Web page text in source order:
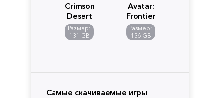
Crimson
Desert
Размер:
131 GB
Avatar:
Frontiers
of
Pandora
Размер:
136 GB
Самые скачиваемые игры